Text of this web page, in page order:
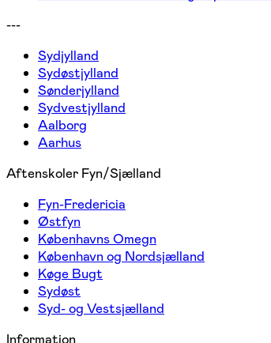
---
Sydjylland
Sydøstjylland
Sønderjylland
Sydvestjylland
Aalborg
Aarhus
Aftenskoler Fyn/Sjælland
Fyn-Fredericia
Østfyn
Københavns Omegn
København og Nordsjælland
Køge Bugt
Sydøst
Syd- og Vestsjælland
Information